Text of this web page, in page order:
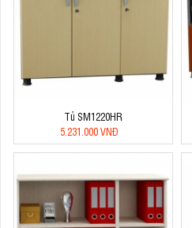
Tủ SM1220HR
5.231.000 VNĐ